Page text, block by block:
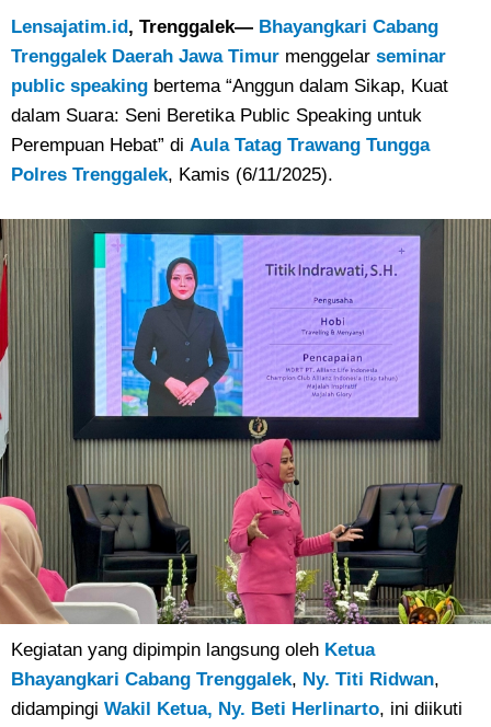
Lensajatim.id, Trenggalek— Bhayangkari Cabang
Trenggalek Daerah Jawa Timur menggelar seminar
public speaking bertema “Anggun dalam Sikap, Kuat
dalam Suara: Seni Beretika Public Speaking untuk
Perempuan Hebat” di Aula Tatag Trawang Tungga
Polres Trenggalek, Kamis (6/11/2025).
Kegiatan yang dipimpin langsung oleh Ketua
Bhayangkari Cabang Trenggalek, Ny. Titi Ridwan,
didampingi Wakil Ketua, Ny. Beti Herlinarto, ini diikuti